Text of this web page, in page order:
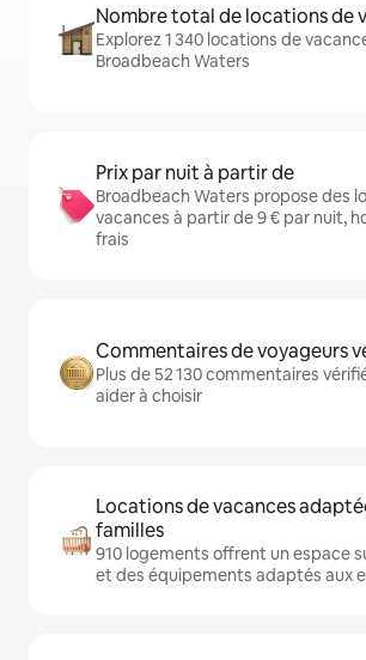
Nombre total de locations de
Explorez 1 340 locations de
Broadbeach Waters
Prix par nuit à partir de
Broadbeach Waters propose des
vacances à partir de 9 € par nuit,
frais
Commentaires de voyageurs
Plus de 52 130 commentaires
aider à choisir
Locations de vacances
familles
910 logements offrent un espace
et des équipements adaptés aux